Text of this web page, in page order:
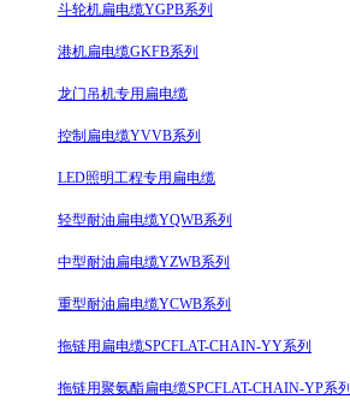
斗轮机扁电缆YGPB系列
港机扁电缆GKFB系列
龙门吊机专用扁电缆
控制扁电缆YVVB系列
LED照明工程专用扁电缆
轻型耐油扁电缆YQWB系列
中型耐油扁电缆YZWB系列
重型耐油扁电缆YCWB系列
拖链用扁电缆SPCFLAT-CHAIN-YY系列
拖链用聚氨酯扁电缆SPCFLAT-CHAIN-YP系列